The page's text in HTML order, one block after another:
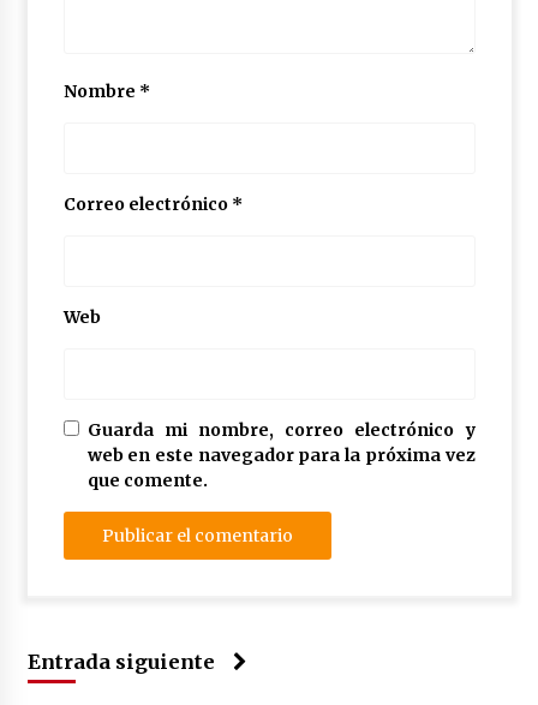
Nombre *
Correo electrónico *
Web
Guarda mi nombre, correo electrónico y
web en este navegador para la próxima vez
que comente.
Entrada siguiente